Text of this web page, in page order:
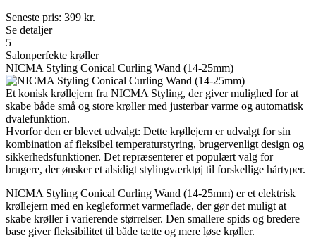
Seneste pris: 399 kr.
Se detaljer
5
Salonperfekte krøller
NICMA Styling Conical Curling Wand (14-25mm)
Et konisk krøllejern fra NICMA Styling, der giver mulighed for at
skabe både små og store krøller med justerbar varme og automatisk
dvalefunktion.
Hvorfor den er blevet udvalgt: Dette krøllejern er udvalgt for sin
kombination af fleksibel temperaturstyring, brugervenligt design og
sikkerhedsfunktioner. Det repræsenterer et populært valg for
brugere, der ønsker et alsidigt stylingværktøj til forskellige hårtyper.
NICMA Styling Conical Curling Wand (14-25mm) er et elektrisk
krøllejern med en kegleformet varmeflade, der gør det muligt at
skabe krøller i varierende størrelser. Den smallere spids og bredere
base giver fleksibilitet til både tætte og mere løse krøller.